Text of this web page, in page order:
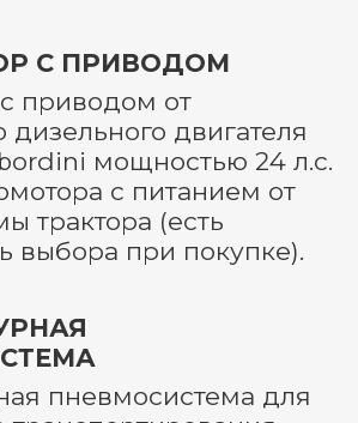
С ПРИВОДОМ
приводом от
дизельного двигателя
мощностью 24 л.с.
с питанием от
трактора (есть
выбора при покупке).
пневмосистема для